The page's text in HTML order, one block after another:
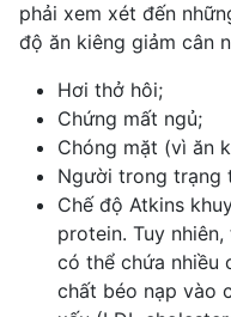
phải xem xét đến
độ ăn kiêng giảm cân
Hơi thở hôi;
Chứng mất ngủ;
Chóng mặt (vì ăn
Người trong trạng
Chế độ Atkins
protein. Tuy nhiên,
có thể chứa nhiều
chất béo nạp vào